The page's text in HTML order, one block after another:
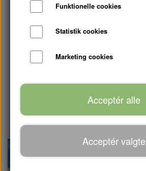
Funktionelle cookies
Statistik cookies
Marketing cookies
Acceptér alle
Acceptér valgte